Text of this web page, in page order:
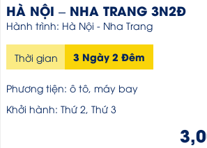
HÀ NỘI – NHA TRANG 3N2Đ
Hành trình: Hà Nội - Nha Trang
Thời gian 3 Ngày 2 Đêm
Phương tiện: ô tô, máy bay
Khởi hành: Thứ 2, Thứ 3